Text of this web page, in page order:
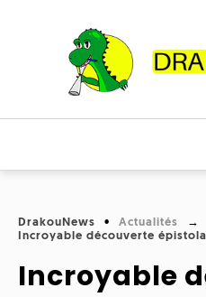
Actualités
Covid-
Culture
Cinéma
Jeux
Focus
Insolite
DrakouNews
Actualités
Incroyable découverte
Incroyable